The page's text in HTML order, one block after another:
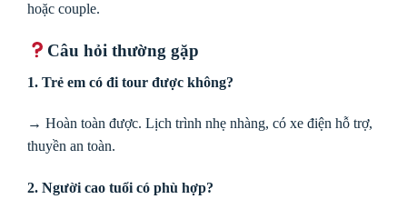
hoặc couple.
Câu hỏi thường gặp
1. Trẻ em có đi tour được không?
→ Hoàn toàn được. Lịch trình nhẹ nhàng, có xe điện hỗ trợ,
thuyền an toàn.
2. Người cao tuổi có phù hợp?